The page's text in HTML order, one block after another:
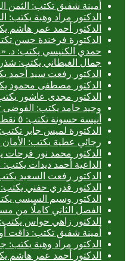
أمينة شفيق تكتب: الثمن
الدكتور مراد وهبة يكتب:
الدكتور أحمد عمر هاشم
الدكتورة فرخندة حسن
حمدي الكنيسي يكتب: د.
جمال الغيطاني يكتب:
الدكتور رفعت سيد
الدكتور مصطفى محمود
الدكتور مجدى عاشور
وحيد حامد يكتب: الفوضى
أنيسة حسونة تكتب: ٥ نقط «مزايدة» بسْ يا عم صالح!
الدكتورة لميس جابر
رجائي عطية يكتب: الأمان
الدكتور محمد نور فرحات
الداعية أحمد ديدات
الدكتور رفعت السعيد
الدكتور قدري حفني
الدكتور وسيم السيسي
الفصل الثاني كاملًا من
الدكتور زاهي حواس
أمينة شفيق تكتب: ذاقت
الدكتور مراد وهبة يكتب:
الدكتور أحمد عمر هاشم